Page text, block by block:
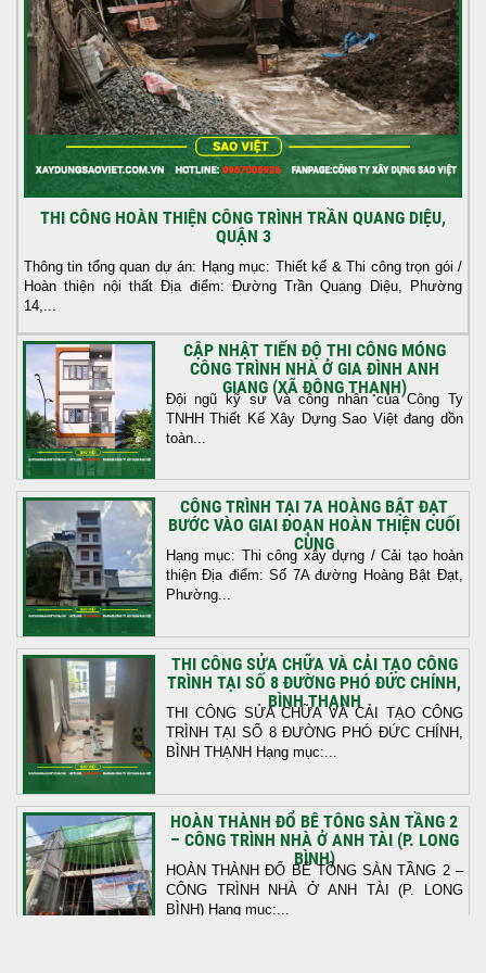
THI CÔNG HOÀN THIỆN CÔNG TRÌNH TRẦN QUANG DIỆU,
QUẬN 3
Thông tin tổng quan dự án: Hạng mục: Thiết kế & Thi công trọn gói /
Hoàn thiện nội thất Địa điểm: Đường Trần Quang Diệu, Phường
14,...
CẬP NHẬT TIẾN ĐỘ THI CÔNG MÓNG
CÔNG TRÌNH NHÀ Ở GIA ĐÌNH ANH
GIANG (XÃ ĐÔNG THẠNH)
Đội ngũ kỹ sư và công nhân của Công Ty
TNHH Thiết Kế Xây Dựng Sao Việt đang dồn
toàn...
CÔNG TRÌNH TẠI 7A HOÀNG BẬT ĐẠT
BƯỚC VÀO GIAI ĐOẠN HOÀN THIỆN CUỐI
CÙNG
Hạng mục: Thi công xây dựng / Cải tạo hoàn
thiện Địa điểm: Số 7A đường Hoàng Bật Đạt,
Phường...
THI CÔNG SỬA CHỮA VÀ CẢI TẠO CÔNG
TRÌNH TẠI SỐ 8 ĐƯỜNG PHÓ ĐỨC CHÍNH,
BÌNH THẠNH
THI CÔNG SỬA CHỮA VÀ CẢI TẠO CÔNG
TRÌNH TẠI SỐ 8 ĐƯỜNG PHÓ ĐỨC CHÍNH,
BÌNH THẠNH Hạng mục:...
HOÀN THÀNH ĐỔ BÊ TÔNG SÀN TẦNG 2
– CÔNG TRÌNH NHÀ Ở ANH TÀI (P. LONG
BÌNH)
HOÀN THÀNH ĐỔ BÊ TÔNG SÀN TẦNG 2 –
CÔNG TRÌNH NHÀ Ở ANH TÀI (P. LONG
BÌNH) Hạng mục:...